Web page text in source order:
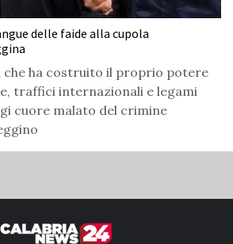
delle faide alla cupola
che ha costruito il proprio potere
traffici internazionali e legami
cuore malato del crimine